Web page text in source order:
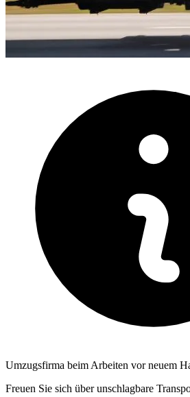
Umzugsfirma beim Arbeiten vor neuem
Freuen Sie sich über unschlagbare